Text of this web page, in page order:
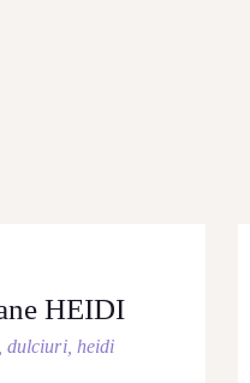
HEIDI
dulciuri, heidi